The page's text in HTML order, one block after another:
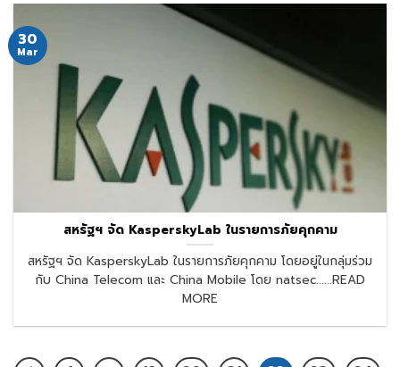
สหรัฐฯ จัด KasperskyLab ในรายการภัยคุกคาม
สหรัฐฯ จัด KasperskyLab ในรายการภัยคุกคาม โดยอยู่ในกลุ่มร่วม
กับ China Telecom และ China Mobile โดย natsec......READ
MORE
30
Mar